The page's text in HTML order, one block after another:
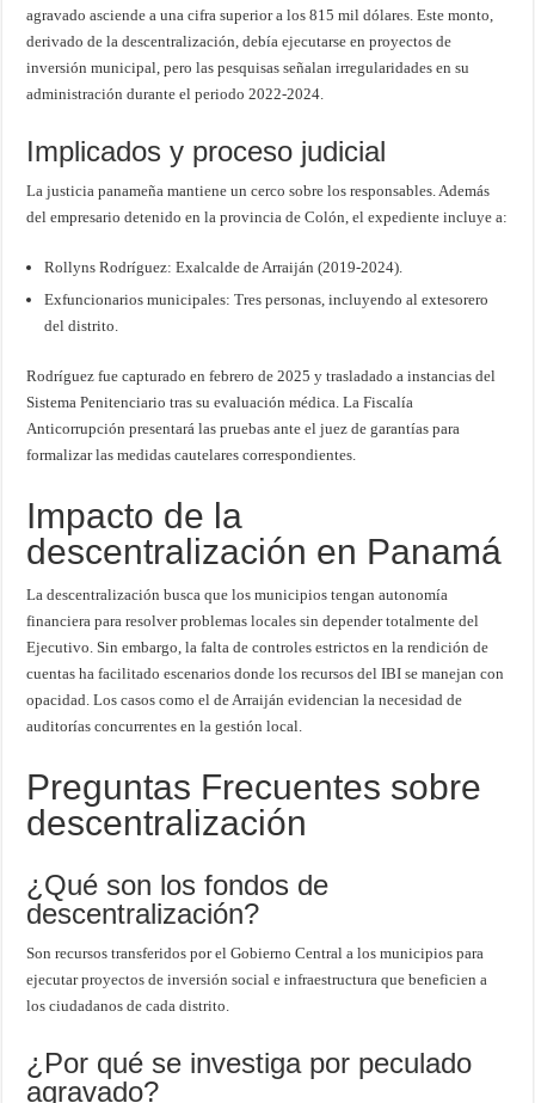
agravado asciende a una cifra superior a los 815 mil dólares. Este monto,
derivado de la descentralización, debía ejecutarse en proyectos de
inversión municipal, pero las pesquisas señalan irregularidades en su
administración durante el periodo 2022-2024.
Implicados y proceso judicial
La justicia panameña mantiene un cerco sobre los responsables. Además
del empresario detenido en la provincia de Colón, el expediente incluye a:
Rollyns Rodríguez: Exalcalde de Arraiján (2019-2024).
Exfuncionarios municipales: Tres personas, incluyendo al extesorero
del distrito.
Rodríguez fue capturado en febrero de 2025 y trasladado a instancias del
Sistema Penitenciario tras su evaluación médica. La Fiscalía
Anticorrupción presentará las pruebas ante el juez de garantías para
formalizar las medidas cautelares correspondientes.
Impacto de la
descentralización en Panamá
La descentralización busca que los municipios tengan autonomía
financiera para resolver problemas locales sin depender totalmente del
Ejecutivo. Sin embargo, la falta de controles estrictos en la rendición de
cuentas ha facilitado escenarios donde los recursos del IBI se manejan con
opacidad. Los casos como el de Arraiján evidencian la necesidad de
auditorías concurrentes en la gestión local.
Preguntas Frecuentes sobre
descentralización
¿Qué son los fondos de
descentralización?
Son recursos transferidos por el Gobierno Central a los municipios para
ejecutar proyectos de inversión social e infraestructura que beneficien a
los ciudadanos de cada distrito.
¿Por qué se investiga por peculado
agravado?